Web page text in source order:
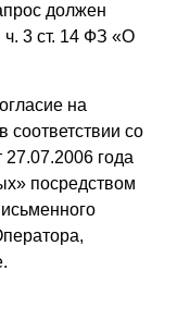
должен
ч. 3 ст. 14 ФЗ «О
на
соответствии со
27.07.2006 года
посредством